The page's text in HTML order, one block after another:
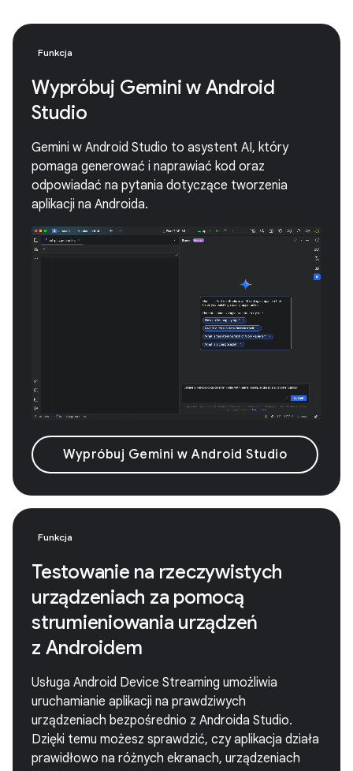
Funkcja
Wypróbuj Gemini w Android
Studio
Gemini w Android Studio to asystent AI, który
pomaga generować i naprawiać kod oraz
odpowiadać na pytania dotyczące tworzenia
aplikacji na Androida.
Wypróbuj Gemini w Android Studio
Funkcja
Testowanie na rzeczywistych
urządzeniach za pomocą
strumieniowania urządzeń
z Androidem
Usługa Android Device Streaming umożliwia
uruchamianie aplikacji na prawdziwych
urządzeniach bezpośrednio z Androida Studio.
Dzięki temu możesz sprawdzić, czy aplikacja działa
prawidłowo na różnych ekranach, urządzeniach